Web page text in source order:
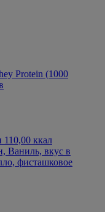
Protein (1000
110,00 ккал
Ваниль, вкус в
фисташковое